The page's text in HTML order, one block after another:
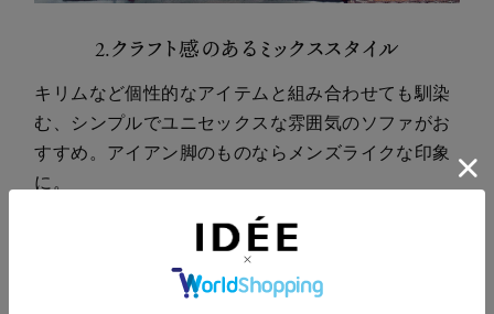
2.クラフト感のあるミックススタイル
キリムなど個性的なアイテムと組み合わせても馴染
む、シンプルでユニセックスな雰囲気のソファがお
すすめ。アイアン脚のものならメンズライクな印象
に。